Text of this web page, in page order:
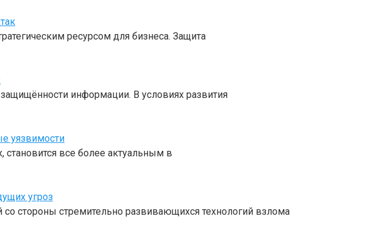
ресурсом для бизнеса. Защита
информации. В условиях развития
уязвимости
все более актуальным в
угроз
стороны стремительно развивающихся технологий взлома